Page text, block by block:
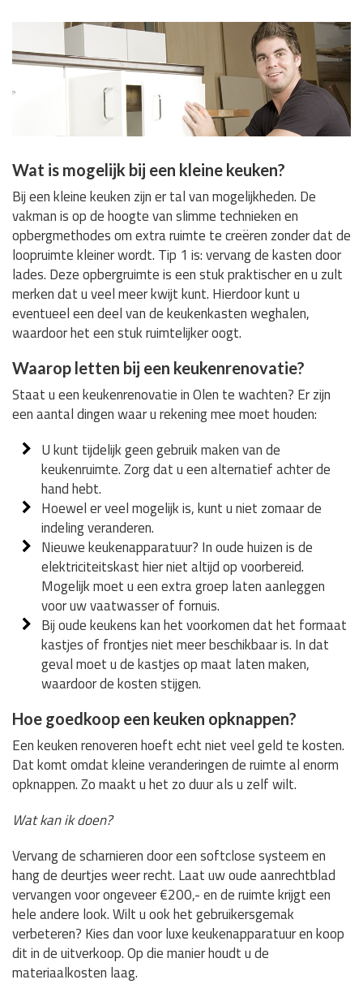
Wat is mogelijk bij een kleine keuken?
Bij een kleine keuken zijn er tal van mogelijkheden. De
vakman is op de hoogte van slimme technieken en
opbergmethodes om extra ruimte te creëren zonder dat de
loopruimte kleiner wordt. Tip 1 is: vervang de kasten door
lades. Deze opbergruimte is een stuk praktischer en u zult
merken dat u veel meer kwijt kunt. Hierdoor kunt u
eventueel een deel van de keukenkasten weghalen,
waardoor het een stuk ruimtelijker oogt.
Waarop letten bij een keukenrenovatie?
Staat u een keukenrenovatie in Olen te wachten? Er zijn
een aantal dingen waar u rekening mee moet houden:
U kunt tijdelijk geen gebruik maken van de
keukenruimte. Zorg dat u een alternatief achter de
hand hebt.
Hoewel er veel mogelijk is, kunt u niet zomaar de
indeling veranderen.
Nieuwe keukenapparatuur? In oude huizen is de
elektriciteitskast hier niet altijd op voorbereid.
Mogelijk moet u een extra groep laten aanleggen
voor uw vaatwasser of fornuis.
Bij oude keukens kan het voorkomen dat het formaat
kastjes of frontjes niet meer beschikbaar is. In dat
geval moet u de kastjes op maat laten maken,
waardoor de kosten stijgen.
Hoe goedkoop een keuken opknappen?
Een keuken renoveren hoeft echt niet veel geld te kosten.
Dat komt omdat kleine veranderingen de ruimte al enorm
opknappen. Zo maakt u het zo duur als u zelf wilt.
Wat kan ik doen?
Vervang de scharnieren door een softclose systeem en
hang de deurtjes weer recht. Laat uw oude aanrechtblad
vervangen voor ongeveer €200,- en de ruimte krijgt een
hele andere look. Wilt u ook het gebruikersgemak
verbeteren? Kies dan voor luxe keukenapparatuur en koop
dit in de uitverkoop. Op die manier houdt u de
materiaalkosten laag.